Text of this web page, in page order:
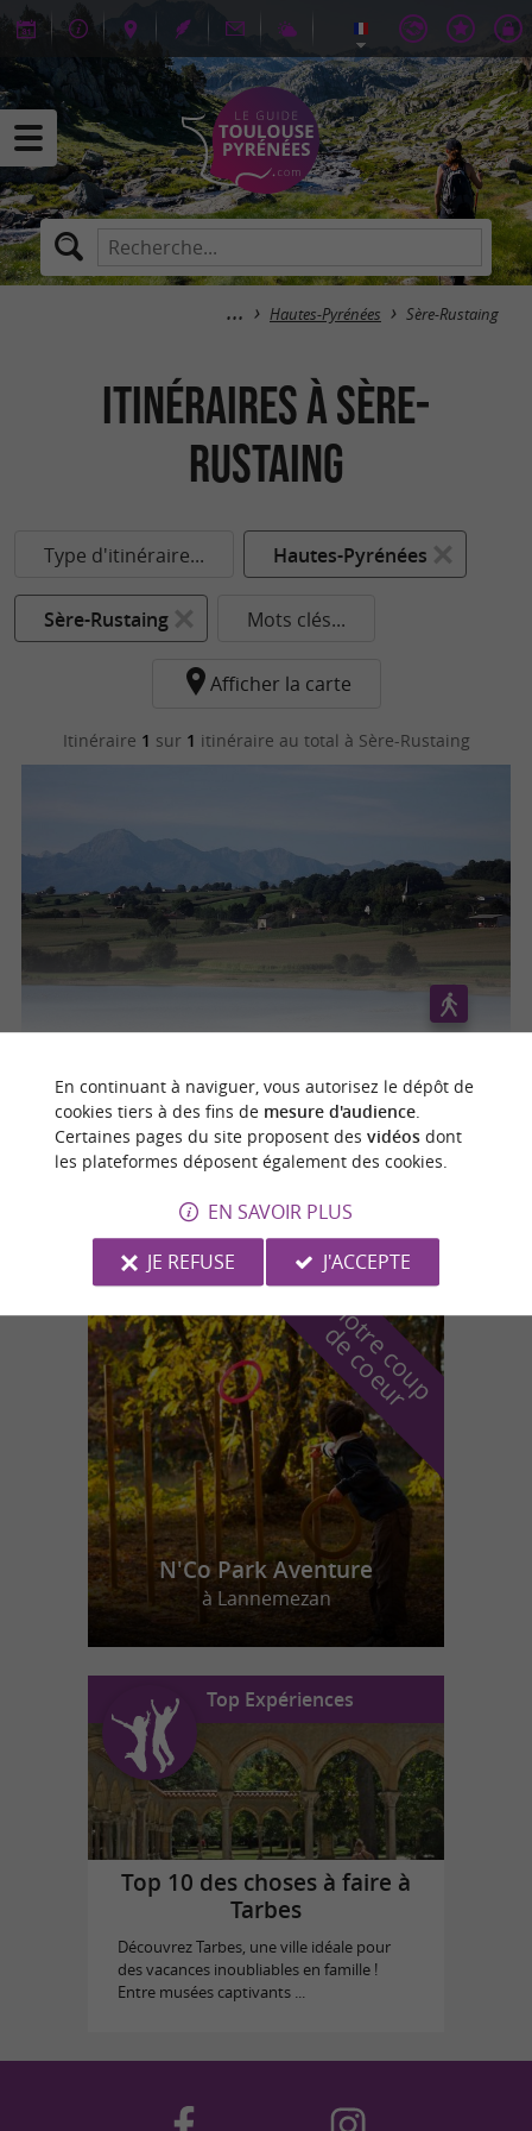
Hautes-Pyrénées Sère-Rustaing
itinéraires à Sère-
Rustaing
Type d'itinéraire... Hautes-Pyrénées
Sère-Rustaing Mots clés...
Afficher la carte
Itinéraire 1 sur 1 itinéraire au total à Sère-Rustaing
Rustaing
Sère-Rustaing
n
o
t
r
e
c
o
u
p
d
e
c
o
e
u
r
N'Co Park Aventure
à Lannemezan
Top Expériences
Top 10 des choses à faire à
Tarbes
Découvrez Tarbes, une ville idéale pour
des vacances inoubliables en famille !
Entre musées captivants ...
En continuant à naviguer, vous autorisez le dépôt de
cookies tiers à des fins de mesure d'audience.
Certaines pages du site proposent des vidéosdont
les plateformes déposent également des cookies.
EN SAVOIR PLUS
JE REFUSE
J'ACCEPTE